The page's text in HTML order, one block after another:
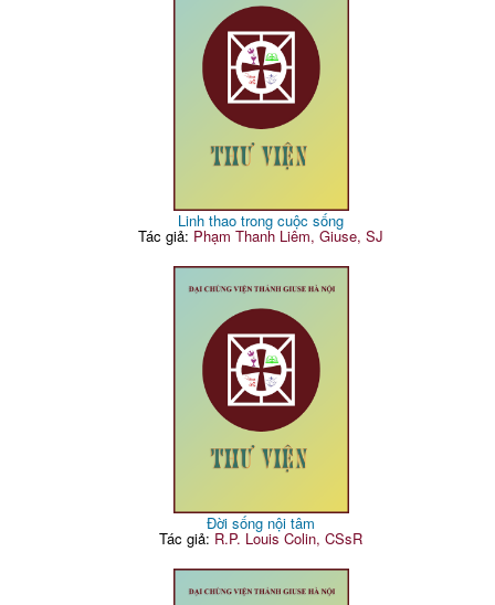
Linh thao trong cuộc sống
Tác giả: Phạm Thanh Liêm, Giuse, SJ
Đời sống nội tâm
Tác giả: R.P. Louis Colin, CSsR